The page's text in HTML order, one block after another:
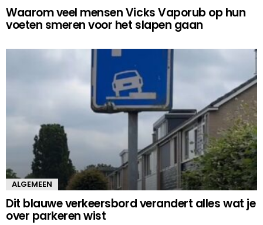
Waarom veel mensen Vicks Vaporub op hun
voeten smeren voor het slapen gaan
ALGEMEEN
Dit blauwe verkeersbord verandert alles wat je
over parkeren wist